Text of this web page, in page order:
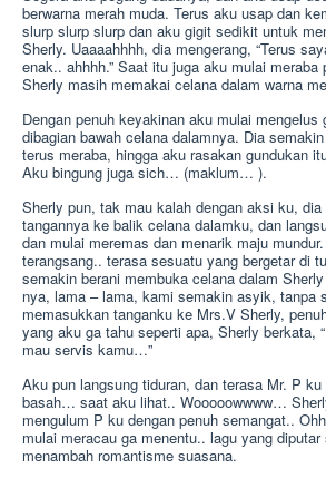
berwarna merah muda. Terus aku usap dan
slurp slurp slurp dan aku gigit sedikit untuk
Sherly. Uaaaahhhh, dia mengerang, “Terus
enak.. ahhhh.” Saat itu juga aku mulai meraba
Sherly masih memakai celana dalam warna
Dengan penuh keyakinan aku mulai mengelus
dibagian bawah celana dalamnya. Dia
terus meraba, hingga aku rasakan gundukan
Aku bingung juga sich… (maklum… ).
Sherly pun, tak mau kalah dengan aksi ku,
tangannya ke balik celana dalamku, dan
dan mulai meremas dan menarik maju
terangsang.. terasa sesuatu yang bergetar di
semakin berani membuka celana dalam
nya, lama – lama, kami semakin asyik, tanpa
memasukkan tanganku ke Mrs.V Sherly,
yang aku ga tahu seperti apa, Sherly berkata,
mau servis kamu…”
Aku pun langsung tiduran, dan terasa Mr. P
basah… saat aku lihat.. Wooooowwww…
mengulum P ku dengan penuh semangat..
mulai meracau ga menentu.. lagu yang
menambah romantisme suasana.